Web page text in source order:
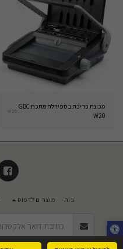
מכונת כריכה בספירלה מתכת GBC
W20
W20
בית מוצרים לדפוס